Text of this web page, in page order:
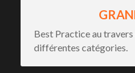
Best Practice au travers
différentes catégories.